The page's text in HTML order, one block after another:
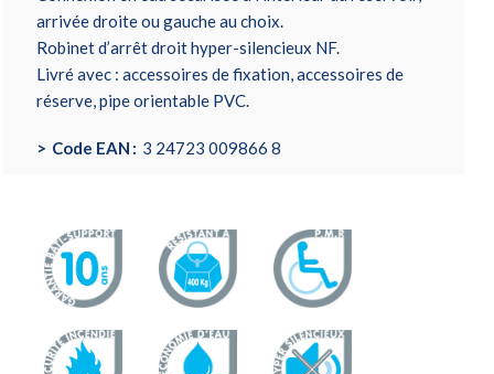
arrivée droite ou gauche au choix.
Robinet d’arrêt droit hyper-silencieux NF.
Livré avec : accessoires de fixation, accessoires de
réserve, pipe orientable PVC.
Code EAN 3 24723 009866 8